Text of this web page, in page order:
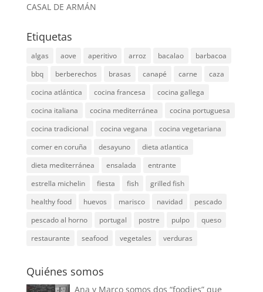
CASAL DE ARMÁN
Etiquetas
algas aove aperitivo arroz bacalao
barbacoa
bbq
berberechos brasas canapé carne
caza
cocina atlántica
cocina francesa
cocina gallega
cocina italiana
cocina mediterránea
cocina portuguesa
cocina tradicional
cocina vegana
cocina vegetariana
comer en coruña
desayuno
dieta atlantica
dieta mediterránea
ensalada
entrante
estrella michelin
fiesta fish
grilled fish
healthy food
huevos marisco navidad
pescado
pescado al horno
portugal postre pulpo
queso
restaurante
seafood vegetales verduras
Quiénes somos
Ana y Marco somos dos “foodies” que